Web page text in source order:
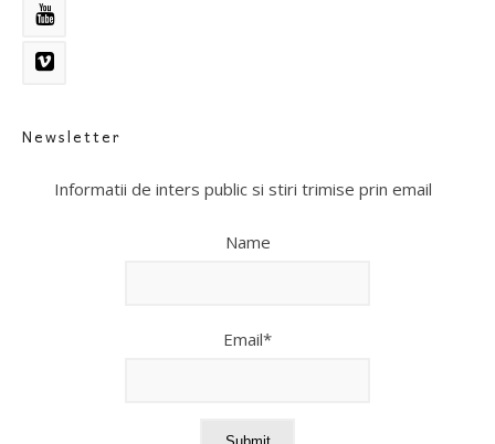
Newsletter
Informatii de inters public si stiri trimise prin email
Name
Email*